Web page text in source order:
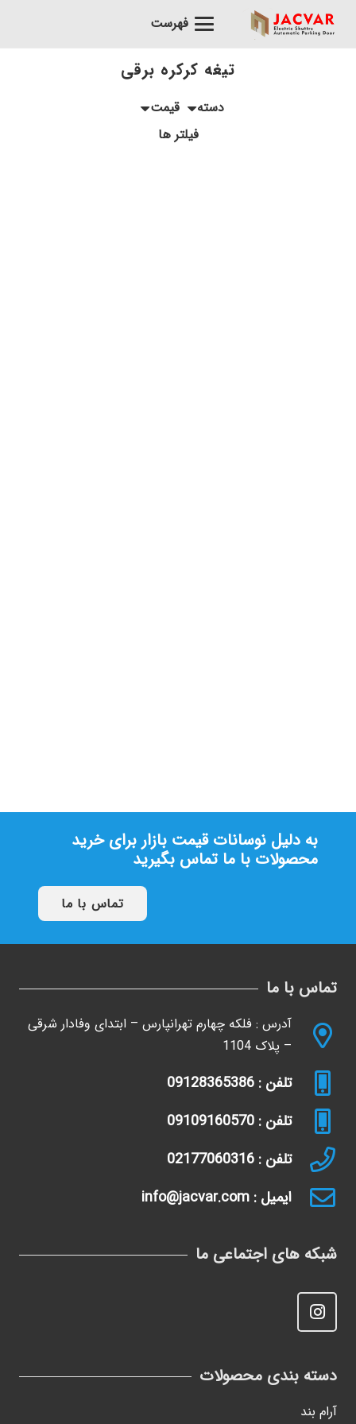
فهرست
تیغه کرکره برقی
دسته
قیمت
فیلتر ها
به دلیل نوسانات قیمت بازار برای خرید
محصولات با ما تماس بگیرید
تماس با ما
تماس با ما
آدرس : فلکه چهارم تهرانپارس – ابتدای وفادار شرقی
– پلاک 1104
تلفن : 09128365386
تلفن : 09109160570
تلفن : 02177060316
ایمیل : info@jacvar.com
شبکه های اجتماعی ما
دسته بندی محصولات
آرام بند